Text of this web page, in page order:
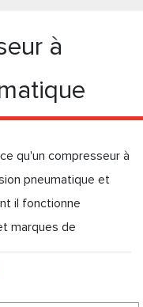
à
qu'un compresseur à
pneumatique et
il fonctionne
marques de